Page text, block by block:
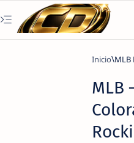
Inicio MLB
MLB